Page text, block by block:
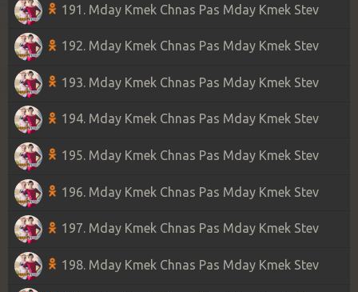
191. Mday Kmek Chnas Pas Mday Kmek Stev
192. Mday Kmek Chnas Pas Mday Kmek Stev
193. Mday Kmek Chnas Pas Mday Kmek Stev
194. Mday Kmek Chnas Pas Mday Kmek Stev
195. Mday Kmek Chnas Pas Mday Kmek Stev
196. Mday Kmek Chnas Pas Mday Kmek Stev
197. Mday Kmek Chnas Pas Mday Kmek Stev
198. Mday Kmek Chnas Pas Mday Kmek Stev